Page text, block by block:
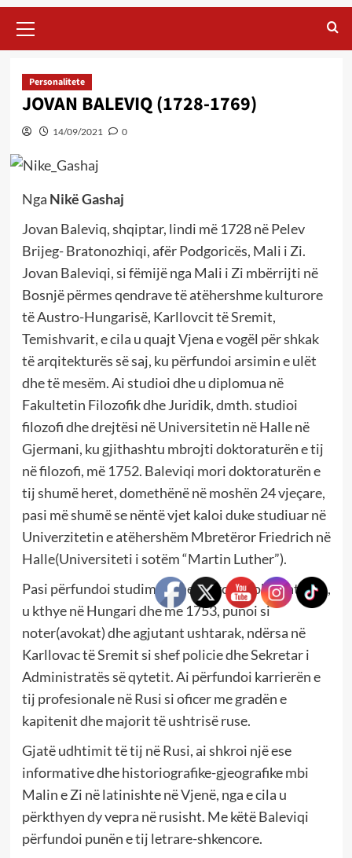
Menu
Personalitete
JOVAN BALEVIQ (1728-1769)
14/09/2021 0
Nga Nikë Gashaj
Jovan Baleviq, shqiptar, lindi më 1728 në Pelev
Brijeg- Bratonozhiqi, afër Podgoricës, Mali i Zi.
Jovan Baleviqi, si fëmijë nga Mali i Zi mbërrijti në
Bosnjë përmes qendrave të atëhershme kulturore
të Austro-Hungarisë, Karllovcit të Sremit,
Temishvarit, e cila u quajt Vjena e vogël për shkak
të arqitekturës së saj, ku përfundoi arsimin e ulët
dhe të mesëm. Ai studioi dhe u diplomua në
Fakultetin Filozofik dhe Juridik, dmth. studioi
filozofi dhe drejtësi në Universitetin në Halle në
Gjermani, ku gjithashtu mbrojti doktoraturën e tij
në filozofi, më 1752. Baleviqi mori doktoraturën e
tij shumë heret, domethënë në moshën 24 vjeçare,
pasi më shumë se nëntë vjet kaloi duke studiuar në
Univerzitetin e atëhershëm Mbretëror Friedrich në
Halle(Universiteti i sotëm “Martin Luther”).
Pasi përfundoi studimet dhe mbrojti doktoraturën,
u kthye në Hungari dhe me 1753, punoi si
noter(avokat) dhe agjutant ushtarak, ndërsa në
Karllovac të Sremit si shef policie dhe Sekretar i
Administratës së qytetit. Ai përfundoi karrierën e
tij profesionale në Rusi si oficer me gradën e
kapitenit dhe majorit të ushtrisë ruse.
Gjatë udhtimit të tij në Rusi, ai shkroi një ese
informative dhe historiografike-gjeografike mbi
Malin e Zi në latinishte në Vjenë, nga e cila u
përkthyen dy vepra në rusisht. Me këtë Baleviqi
përfundoi punën e tij letrare-shkencore.